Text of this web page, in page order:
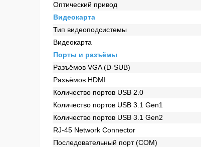
Оптический привод
Видеокарта
Тип видеоподсистемы
Видеокарта
Порты и разъёмы
Разъёмов VGA (D-SUB)
Разъёмов HDMI
Количество портов USB 2.0
Количество портов USB 3.1 Gen1
Количество портов USB 3.1 Gen2
RJ-45 Network Connector
Последовательный порт (COM)